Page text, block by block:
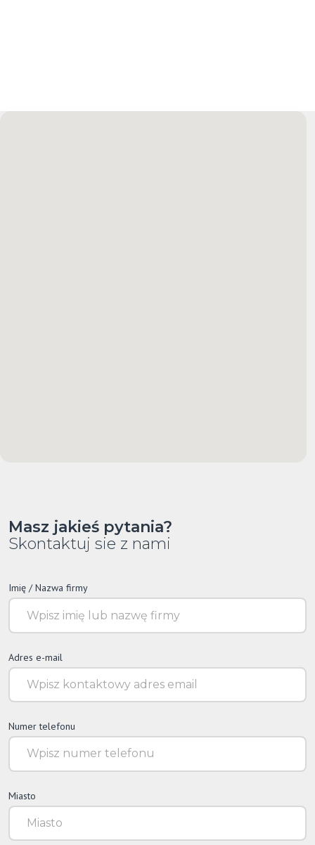
Masz jakieś pytania?
Skontaktuj sie z nami
Imię / Nazwa firmy
Adres e-mail
Numer telefonu
Miasto